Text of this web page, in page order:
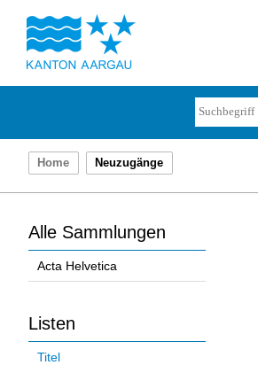
Home Neuzugänge
Alle Sammlungen
Acta Helvetica
Listen
Titel